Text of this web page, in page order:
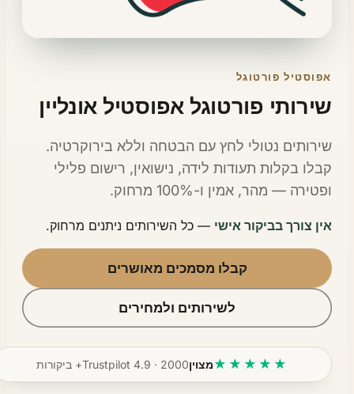
פורטוגל
פורטוגל אפוסטיל אונליין
נטולי לחץ עם הבטחה וללא בירוקרטיה.
בקלות תעודות לידה, נישואין, רישום פלילי
— מהר, אמין ו-100% מרחוק.
צורך בביקור אישי — כל השירותים ניתנים מרחוק.
קבלו מסמכים מאושרים
לשירותים ולמחירים
★★★★★ מצויןTrustpilot 4.9 · 2000+ ביקורות